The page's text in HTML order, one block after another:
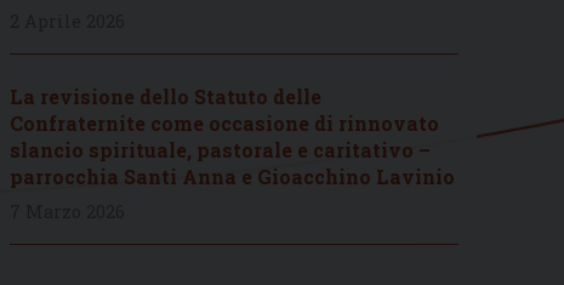
La revisione dello Statuto delle
Confraternite come occasione di rinnovato
slancio spirituale, pastorale e caritativo –
parrocchia Santi Anna e Gioacchino Lavinio